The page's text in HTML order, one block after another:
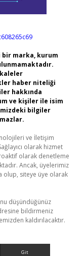
marka, kurum
haber niteliği
hakkında
ve kişiler ile isim
bilgiler
ve İletişim
olarak hizmet
olarak denetleme
Ancak, üyelerimiz
olup, siteye üye olarak
düşündüğünüz
bildirmeniz
kaldırılacaktır.